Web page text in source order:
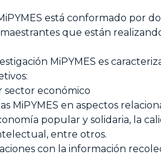
está conformado por
que están
MiPYMES es
sector económico
MiPYMES en aspectos
popular y solidaria, la
entre otros.
con la información